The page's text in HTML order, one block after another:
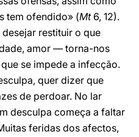
tem ofendido» (Mt6, 12).
restituir o que
amor — torna-nos
se impede a infecção.
quer dizer que
de perdoar. No lar
desculpa começa a faltar
feridas dos afectos,